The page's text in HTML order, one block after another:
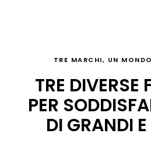
TRE MARCHI, UN
TRE DIVERSE
PER
DI GRANDI